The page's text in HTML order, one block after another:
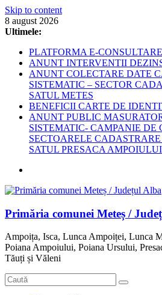
Skip to content
8 august 2026
Ultimele:
PLATFORMA E-CONSULTARE
ANUNT INTERVENTII
ANUNT COLECTARE DATE
SISTEMATIC – SECTOR
SATUL METES
BENEFICII CARTE DE
ANUNT PUBLIC
SISTEMATIC- CAMPANIE DE
SECTOARELE
SATUL PRESACA AMPOIULUI
Primăria comunei Meteș /
Ampoița, Isca, Lunca Ampoiței, Lunca
Poiana Ampoiului, Poiana Ursului,
Tăuți și Văleni